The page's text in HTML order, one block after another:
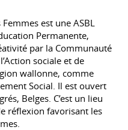
est une ASBL
Permanente,
par la Communauté
sociale et de
wallonne, comme
Social. Il est ouvert
Belges. C’est un lieu
réflexion favorisant les